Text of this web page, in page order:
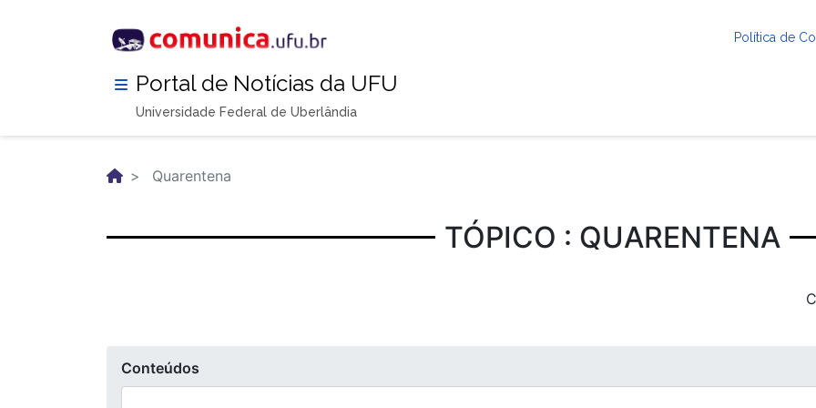
Política de
Portal de Notícias da UFU
Universidade Federal de Uberlândia
Quarentena
TÓPICO : QUARENTENA
Conteúdos